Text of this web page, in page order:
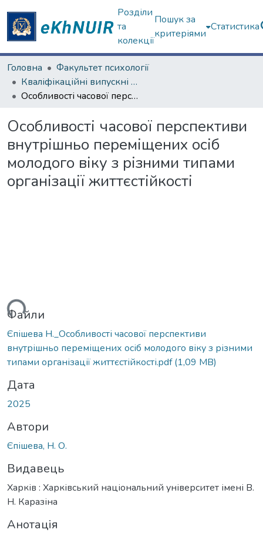
Розділи
та
колекції
Пошук за
критеріями
Статистика
Головна
Факультет психології
Кваліфікаційні випускні роботи магістрів. Факультет психології
Особливості часової перспективи внутрішньо переміщених осіб молодого віку з різними типами організації життєстійкості
Особливості часової перспективи
внутрішньо переміщених осіб
молодого віку з різними типами
організації життєстійкості
Файли
Єпішева Н._Особливості часової перспективи
внутрішньо переміщених осіб молодого віку з різними
типами організації життєстійкості.pdf(1,09 MB)
Дата
2025
Автори
Єпішева, Н. О.
Видавець
Харків : Харківський національний університет імені В.
Н. Каразіна
Анотація